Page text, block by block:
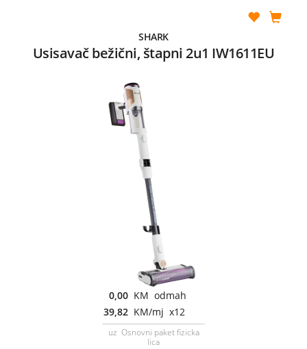
SHARK
Usisavač bežični, štapni 2u1 IW1611EU
0,00 KM odmah
39,82 KM/mj x12
uz Osnovni paket fizicka
lica